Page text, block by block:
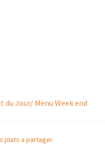
du Jour/ Menu Week end
plats a partager.